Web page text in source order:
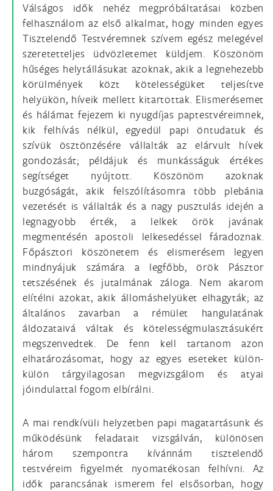
Válságos idők nehéz megpróbáltatásai közben
felhasználom az első alkalmat, hogy minden egyes
Tisztelendő Testvéremnek szívem egész melegével
szeretetteljes üdvözletemet küldjem. Köszönöm
hűséges helytállásukat azoknak, akik a legnehezebb
körülmények közt kötelességüket teljesítve
helyükön, híveik mellett kitartottak. Elismerésemet
és hálámat fejezem ki nyugdíjas paptestvéreimnek,
kik felhívás nélkül, egyedül papi öntudatuk és
szívük ösztönzésére vállalták az elárvult hívek
gondozását; példájuk és munkásságuk értékes
segítséget nyújtott. Köszönöm azoknak
buzgóságát, akik felszólításomra több plebánia
vezetését is vállalták és a nagy pusztulás idején a
legnagyobb érték, a lelkek örök javának
megmentésén apostoli lelkesedéssel fáradoznak.
Főpásztori köszönetem és elismerésem legyen
mindnyájuk számára a legfőbb, örök Pásztor
tetszésének és jutalmának záloga. Nem akarom
elítélni azokat, akik állomáshelyüket elhagyták; az
általános zavarban a rémület hangulatának
áldozataivá váltak és kötelességmulasztásukért
megszenvedtek. De fenn kell tartanom azon
elhatározásomat, hogy az egyes eseteket külön-
külön tárgyilagosan megvizsgálom és atyai
jóindulattal fogom elbírálni.
A mai rendkívüli helyzetben papi magatartásunk és
működésünk feladatait vizsgálván, különösen
három szempontra kívánnám tisztelendő
testvéreim figyelmét nyomatékosan felhívni. Az
idők parancsának ismerem fel elsősorban, hogy